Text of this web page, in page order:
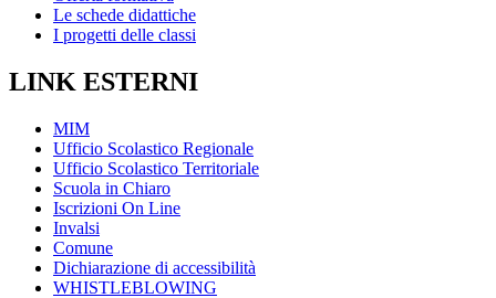
Le schede didattiche
I progetti delle classi
LINK ESTERNI
MIM
Ufficio Scolastico Regionale
Ufficio Scolastico Territoriale
Scuola in Chiaro
Iscrizioni On Line
Invalsi
Comune
Dichiarazione di accessibilità
WHISTLEBLOWING